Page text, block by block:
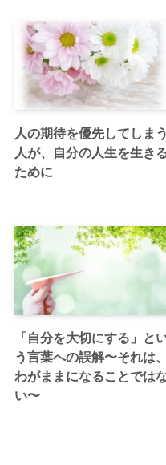
人の期待を優先してしまう
人が、自分の人生を生き
ために
「自分を大切にする」と
う言葉への誤解〜それは、
わがままになることでは
い〜